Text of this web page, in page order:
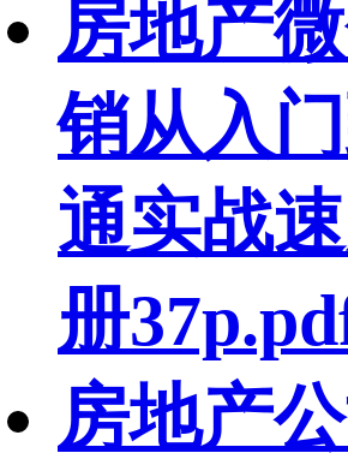
房地产
销从入
通实战
册
房地产